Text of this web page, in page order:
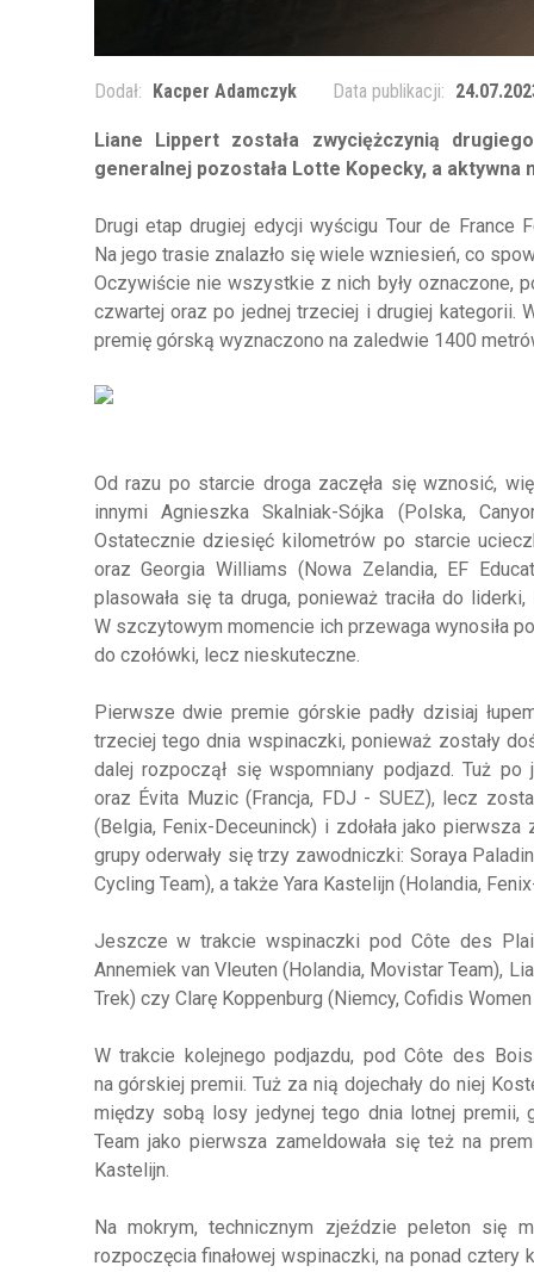
Dodał: Kacper Adamczyk Data publikacji:
Liane Lippert została zwyciężczynią
generalnej pozostała Lotte Kopecky, a aktywna
Drugi etap drugiej edycji wyścigu Tour de France
Na jego trasie znalazło się wiele wzniesień, co
Oczywiście nie wszystkie z nich były oznaczone,
czwartej oraz po jednej trzeciej i drugiej kategorii.
premię górską wyznaczono na zaledwie 1400
Od razu po starcie droga zaczęła się wznosić,
innymi Agnieszka Skalniak-Sójka (Polska,
Ostatecznie dziesięć kilometrów po starcie
oraz Georgia Williams (Nowa Zelandia, EF
plasowała się ta druga, ponieważ traciła do
W szczytowym momencie ich przewaga wynosiła
do czołówki, lecz nieskuteczne.
Pierwsze dwie premie górskie padły dzisiaj
trzeciej tego dnia wspinaczki, ponieważ zostały
dalej rozpoczął się wspomniany podjazd. Tuż
oraz Évita Muzic (Francja, FDJ - SUEZ), lecz
(Belgia, Fenix-Deceuninck) i zdołała jako
grupy oderwały się trzy zawodniczki: Soraya
Cycling Team), a także Yara Kastelijn (Holandia,
Jeszcze w trakcie wspinaczki pod Côte des
Annemiek van Vleuten (Holandia, Movistar Team),
Trek) czy Clarę Koppenburg (Niemcy, Cofidis
W trakcie kolejnego podjazdu, pod Côte des
na górskiej premii. Tuż za nią dojechały do niej
między sobą losy jedynej tego dnia lotnej premii,
Team jako pierwsza zameldowała się też na
Kastelijn.
Na mokrym, technicznym zjeździe peleton się
rozpoczęcia finałowej wspinaczki, na ponad